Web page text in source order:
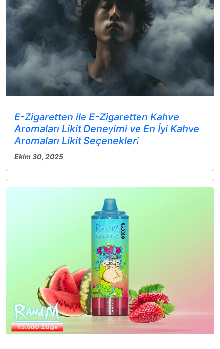
E-Zigaretten ile E-Zigaretten Kahve
Aromaları Likit Deneyimi ve En İyi Kahve
Aromaları Likit Seçenekleri
Ekim 30, 2025